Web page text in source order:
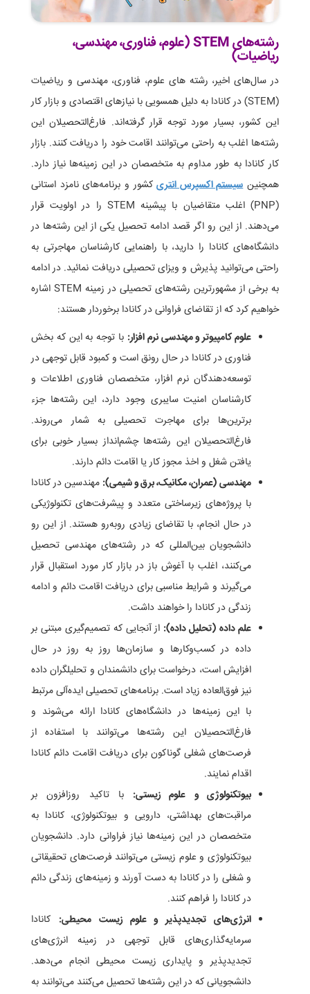
رشته‌های STEM (علوم، فناوری، مهندسی،
ریاضیات)
در سال‌های اخیر، رشته های علوم، فناوری، مهندسی و ریاضیات
(STEM) در کانادا به دلیل همسویی با نیازهای اقتصادی و بازار کار
این کشور، بسیار مورد توجه قرار گرفته‌اند. فارغ‌التحصیلان این
رشته‌ها اغلب به راحتی می‌توانند اقامت خود را دریافت کنند. بازار
کار کانادا به طور مداوم به متخصصان در این زمینه‌ها نیاز دارد.
همچنینسیستم اکسپرس انتریکشور و برنامه‌های نامزد استانی
(PNP) اغلب متقاضیان با پیشینه STEM را در اولویت قرار
می‌دهند. از این رو اگر قصد ادامه تحصیل یکی از این رشته‌ها در
دانشگاه‌های کانادا را دارید، با راهنمایی کارشناسان مهاجرتی به
راحتی می‌توانید پذیرش و ویزای تحصیلی دریافت نمائید. در ادامه
به برخی از مشهورترین رشته‌های تحصیلی در زمینه STEM اشاره
خواهیم کرد که از تقاضای فراوانی در کانادا برخوردار هستند:
علوم کامپیوتر و مهندسی نرم افزار: با توجه به این که بخش
فناوری در کانادا در حال رونق است و کمبود قابل توجهی در
توسعه‌دهندگان نرم افزار، متخصصان فناوری اطلاعات و
کارشناسان امنیت سایبری وجود دارد، این رشته‌ها جزء
برترین‌ها برای مهاجرت تحصیلی به شمار می‌روند.
فارغ‌التحصیلان این رشته‌ها چشم‌انداز بسیار خوبی برای
یافتن شغل و اخذ مجوز کار یا اقامت دائم دارند.
مهندسی (عمران، مکانیک، برق و شیمی): مهندسین در کانادا
با پروژه‌های زیرساختی متعدد و پیشرفت‌های تکنولوژیکی
در حال انجام، با تقاضای زیادی روبه‌رو هستند. از این رو
دانشجویان بین‌المللی که در رشته‌های مهندسی تحصیل
می‌کنند، اغلب با آغوش باز در بازار کار مورد استقبال قرار
می‌گیرند و شرایط مناسبی برای دریافت اقامت دائم و ادامه
زندگی در کانادا را خواهند داشت.
علم داده (تحلیل داده): از آنجایی که تصمیم‌گیری مبتنی بر
داده‌ در کسب‌و‌کارها و سازمان‌ها روز به روز در حال
افزایش است، درخواست برای دانشمندان و تحلیلگران داده
نیز فوق‌العاده زیاد است. برنامه‌های تحصیلی ایده‌آلی مرتبط
با این زمینه‌ها در دانشگاه‌های کانادا ارائه می‌شوند و
فارغ‌التحصیلان این رشته‌ها می‌توانند با استفاده از
فرصت‌های شغلی گوناکون برای دریافت اقامت دائم کانادا
اقدام نمایند.
بیوتکنولوژی و علوم زیستی: با تاکید روزافزون بر
مراقبت‌های بهداشتی، دارویی و بیوتکنولوژی، کانادا به
متخصصان در این زمینه‌ها نیاز فراوانی دارد. دانشجویان
بیوتکنولوژی و علوم زیستی می‌توانند فرصت‌های تحقیقاتی
و شغلی را در کانادا به دست آورند و زمینه‌های زندگی دائم
در کانادا را فراهم کنند.
انرژی‌های تجدیدپذیر و علوم زیست محیطی: کانادا
سرمایه‌گذاری‌های قابل توجهی در زمینه انرژی‌های
تجدیدپذیر و پایداری زیست محیطی انجام می‌دهد.
دانشجویانی که در این رشته‌ها تحصیل می‌کنند می‌توانند به